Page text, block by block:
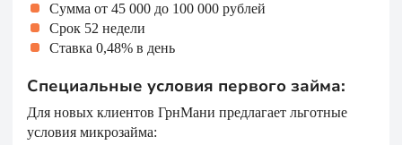
Сумма от 45 000 до 100 000 рублей
Срок 52 недели
Ставка 0,48% в день
Специальные условия первого займа:
Для новых клиентов ГрнМани предлагает льготные
условия микрозайма: